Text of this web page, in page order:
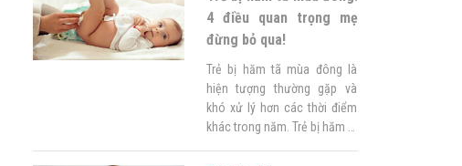
dạng kiểu dáng, chất liệu […]
4 điều quan trọng mẹ
đừng bỏ qua!
Trẻ bị hăm tã mùa đông là
hiện tượng thường gặp và
khó xử lý hơn các thời điểm
khác trong năm. Trẻ bị hăm tã